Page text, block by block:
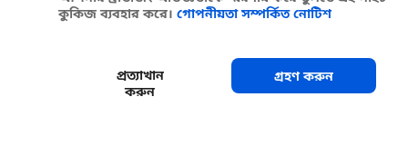
কুকিজ ব্যবহার করে। গোপনীয়তা সম্পর্কিত নোটিশ
প্রত্যাখান
করুন
গ্রহণ করুন